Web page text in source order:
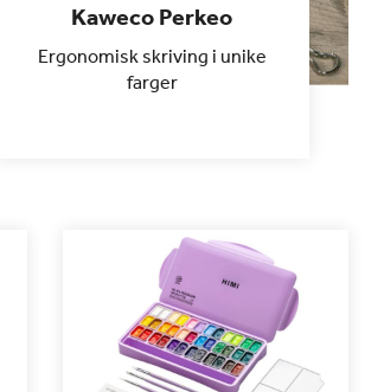
Kaweco Perkeo
Ergonomisk skriving i unike
farger